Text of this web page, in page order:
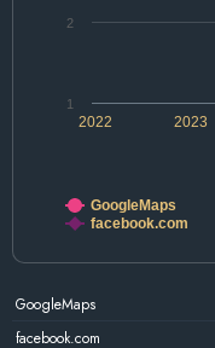
2022 2023
1
2
GoogleMaps
facebook.com
GoogleMaps
facebook.com